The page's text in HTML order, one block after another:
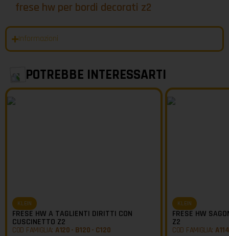
frese hw per bordi decorati z2
Informazioni
POTREBBE INTERESSARTI
KLEIN
FRESE HW A TAGLIENTI DIRITTI CON
CUSCINETTO Z2
COD FAMIGLIA: A120 - B120 - C120
KLEIN
FRESE HW
Z2
COD FAMIGLIA: